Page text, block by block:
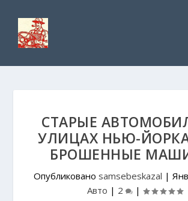
СТАРЫЕ
УЛИЦАХ НЬЮ-
БРОШЕННЫЕ
Опубликовано samsebeskazal |
Авто | 2 |